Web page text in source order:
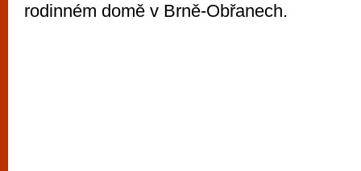
rodinném domě v Brně-Obřanech.